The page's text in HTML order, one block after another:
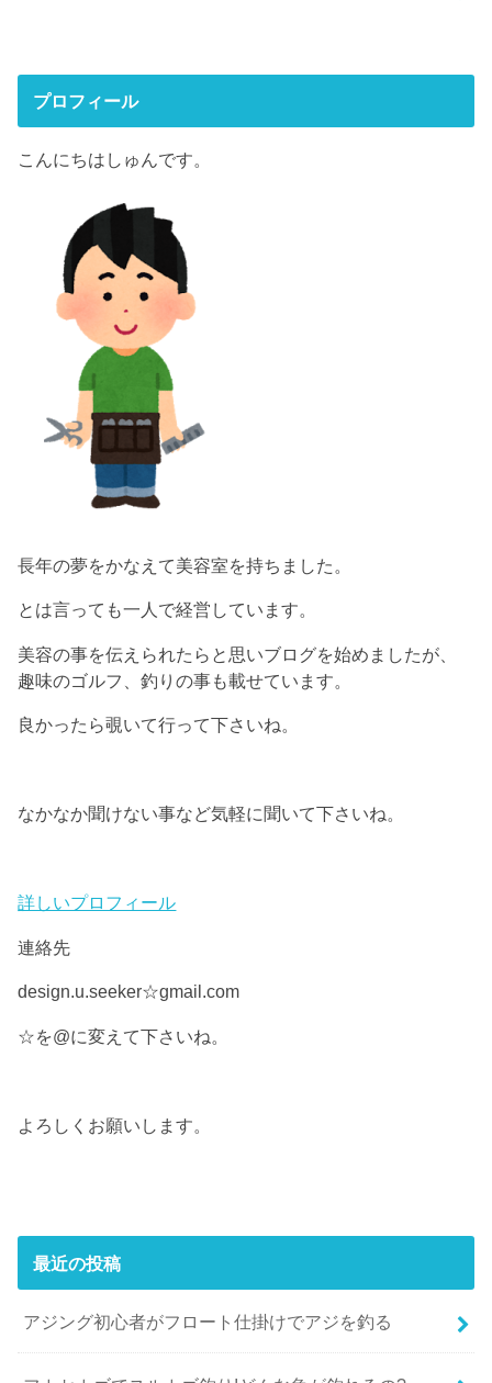
プロフィール
こんにちはしゅんです。
長年の夢をかなえて美容室を持ちました。
とは言っても一人で経営しています。
美容の事を伝えられたらと思いブログを始めましたが、
趣味のゴルフ、釣りの事も載せています。
良かったら覗いて行って下さいね。
なかなか聞けない事など気軽に聞いて下さいね。
詳しいプロフィール
連絡先
design.u.seeker☆gmail.com
☆を@に変えて下さいね。
よろしくお願いします。
最近の投稿
アジング初心者がフロート仕掛けでアジを釣る